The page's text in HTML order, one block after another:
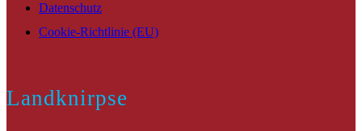
Datenschutz
Cookie-Richtlinie (EU)
Landknirpse